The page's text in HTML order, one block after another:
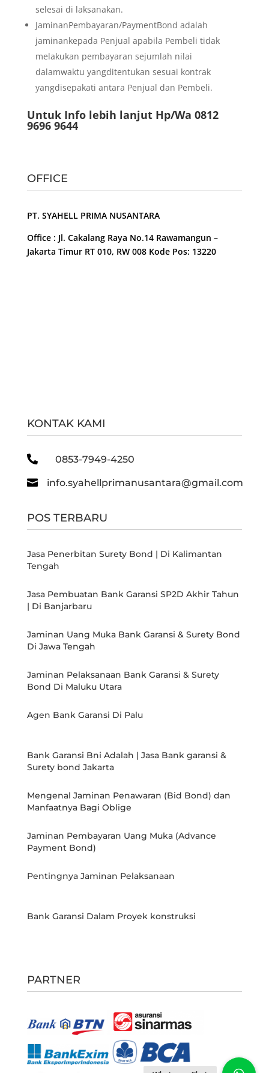
selesai di laksanakan.
JaminanPembayaran/PaymentBond adalah
jaminankepada Penjual apabila Pembeli tidak
melakukan pembayaran sejumlah nilai
dalamwaktu yangditentukan sesuai kontrak
yangdisepakati antara Penjual dan Pembeli.
Untuk Info lebih lanjut Hp/Wa 0812
9696 9644
OFFICE
PT. SYAHELL PRIMA NUSANTARA
Office : Jl. Cakalang Raya No.14 Rawamangun –
Jakarta Timur RT 010, RW 008 Kode Pos: 13220
KONTAK KAMI
 0853-7949-4250
 info.syahellprimanusantara@gmail.com
POS TERBARU
Jasa Penerbitan Surety Bond | Di Kalimantan
Tengah
Jasa Pembuatan Bank Garansi SP2D Akhir Tahun
| Di Banjarbaru
Jaminan Uang Muka Bank Garansi & Surety Bond
Di Jawa Tengah
Jaminan Pelaksanaan Bank Garansi & Surety
Bond Di Maluku Utara
Agen Bank Garansi Di Palu
Bank Garansi Bni Adalah | Jasa Bank garansi &
Surety bond Jakarta
Mengenal Jaminan Penawaran (Bid Bond) dan
Manfaatnya Bagi Oblige
Jaminan Pembayaran Uang Muka (Advance
Payment Bond)
Pentingnya Jaminan Pelaksanaan
Bank Garansi Dalam Proyek konstruksi
PARTNER